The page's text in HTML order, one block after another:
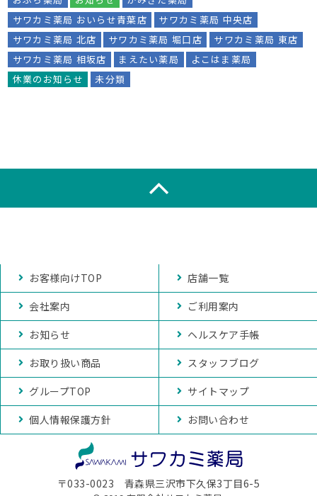
サワカミ薬局 おいらせ青葉店
サワカミ薬局 中央店
サワカミ薬局 北店
サワカミ薬局 堀口店
サワカミ薬局 東店
サワカミ薬局 相坂店
まえたい薬局
よこはま薬局
休業のお知らせ
未分類
お客様向けTOP
店舗一覧
会社案内
ご利用案内
お知らせ
ヘルスケア手帳
お取り扱い商品
スタッフブログ
グループTOP
サイトマップ
個人情報保護方針
お問い合わせ
〒033-0023 青森県三沢市下久保3丁目6-5